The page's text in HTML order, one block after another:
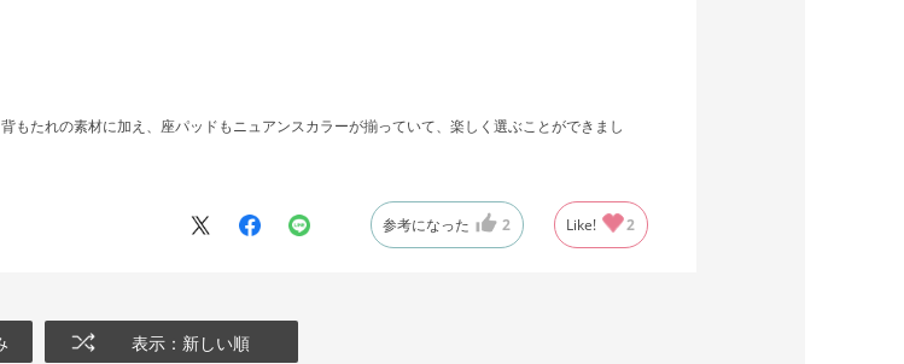
もたれの素材に加え、座パッドもニュアンスカラーが揃っていて、楽しく選ぶことができまし
参考になった 2 Like! 2
表示：新しい順